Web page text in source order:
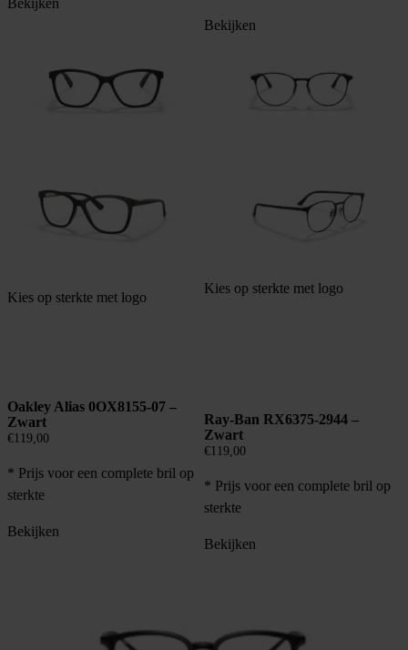
Bekijken
Bekijken
Kies op sterkte met logo
Oakley Alias 0OX8155-07 –
Zwart
€119,00
* Prijs voor een complete bril op
sterkte
Bekijken
Kies op sterkte met logo
Ray-Ban RX6375-2944 –
Zwart
€119,00
* Prijs voor een complete bril op
sterkte
Bekijken